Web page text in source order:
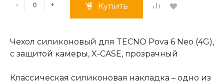
- + Купить
Чехол силиконовый для TECNO Pova 6 Neo (4G),
с защитой камеры, X-CASE, прозрачный
Классическая силиконовая накладка – одно из